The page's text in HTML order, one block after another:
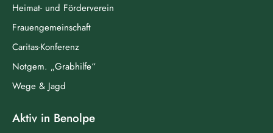
Heimat- und Förderverein
Frauengemeinschaft
Caritas-Konferenz
Notgem. „Grabhilfe“
Wege & Jagd
Aktiv in Benolpe